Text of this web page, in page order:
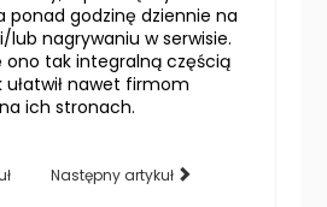
ponad godzinę dziennie na
nagrywaniu w serwisie.
ono tak integralną częścią
ułatwił nawet firmom
ich stronach.
Następny artykuł